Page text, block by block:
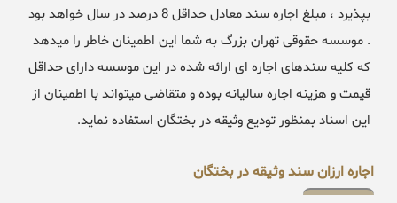
بپذیرد ، مبلغ اجاره سند معادل حداقل 8 درصد در سال خواهد بود
. موسسه حقوقی تهران بزرگ به شما این اطمینان خاطر را میدهد
که کلیه سندهای اجاره ای ارائه شده در این موسسه دارای حداقل
قیمت و هزینه اجاره سالیانه بوده و متقاضی میتواند با اطمینان از
این اسناد بمنظور تودیع وثیقه در بختگان استفاده نماید.
اجاره ارزان سند وثیقه در بختگان